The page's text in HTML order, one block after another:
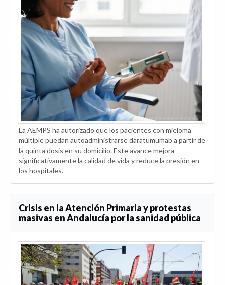
La AEMPS ha autorizado que los pacientes con mieloma
múltiple puedan autoadministrarse daratumumab a partir de
la quinta dosis en su domicilio. Este avance mejora
significativamente la calidad de vida y reduce la presión en
los hospitales.
Crisis en la Atención Primaria y protestas
masivas en Andalucía por la sanidad pública